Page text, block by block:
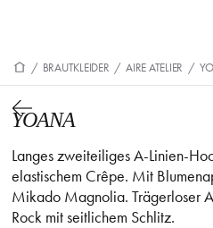
/ BRAUTKLEIDER / AIRE ATELIER /
YOANA
Langes zweiteiliges A-Linien-
elastischem Crêpe. Mit
Mikado Magnolia. Trägerloser
Rock mit seitlichem Schlitz.